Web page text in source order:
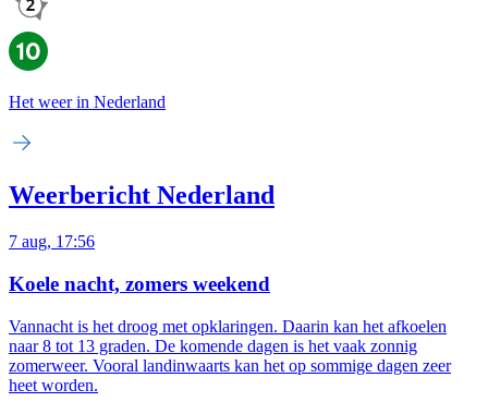
Het weer in Nederland
Weerbericht Nederland
7 aug, 17:56
Koele nacht, zomers weekend
Vannacht is het droog met opklaringen. Daarin kan het afkoelen
naar 8 tot 13 graden. De komende dagen is het vaak zonnig
zomerweer. Vooral landinwaarts kan het op sommige dagen zeer
heet worden.